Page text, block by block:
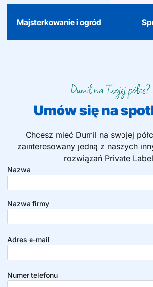
Majsterkowanie i ogród
takich jak 70L, 100L i
Dumil na Twojej półce?
Umów się na
Chcesz mieć Dumil na swojej
zainteresowany jedną z naszych
rozwiązań Private
Nazwa
Nazwa firmy
Adres e-mail
Numer telefonu